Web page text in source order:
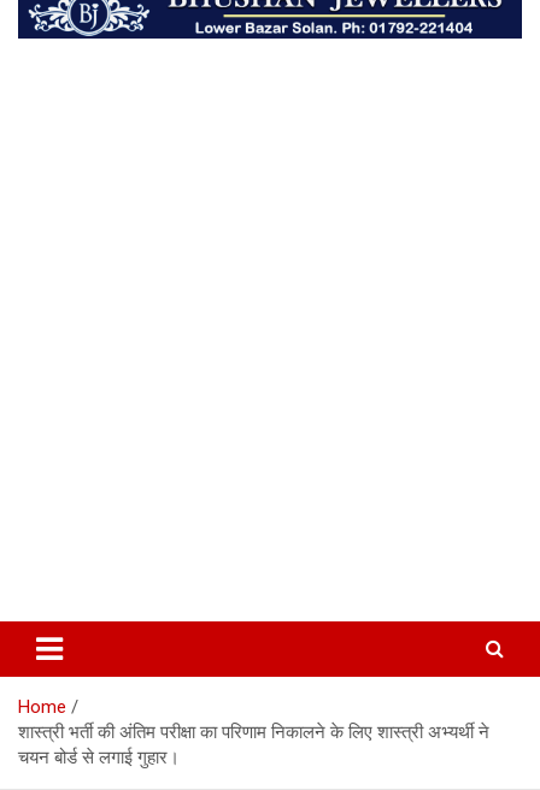
Home
शास्त्री भर्ती की अंतिम परीक्षा का परिणाम निकालने के लिए शास्त्री अभ्यर्थी ने
चयन बोर्ड से लगाई गुहार।